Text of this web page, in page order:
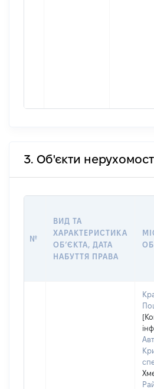
3. Об'єкти
№
ВИД ТА
ХАРАКТЕРИСТИКА
ОБʼЄКТА, ДАТА
НАБУТТЯ ПРАВА